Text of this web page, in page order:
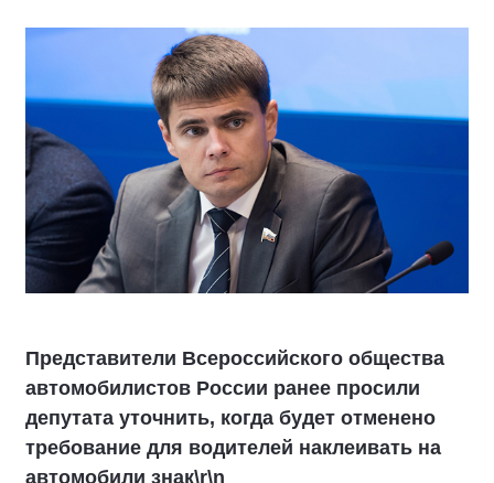
Представители Всероссийского общества
автомобилистов России ранее просили
депутата уточнить, когда будет отменено
требование для водителей наклеивать на
автомобили знак\r\n